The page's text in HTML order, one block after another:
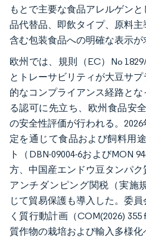
もとで主要な食品アレルゲン
品代替品、即飲タイプ、原料
含む包装食品への明確な表示が
欧州では、規則（EC）No
とトレーサビリティが大豆サ
的なコンプライアンス経路と
る認可に先立ち、欧州食品安
の安全性評価が行われる。
定を通じて食品および飼料用
ト（DBN-09004-6およびMON
方、中国産エンドウ豆タンパ
アンチダンピング関税（実施
じて貿易保護も導入した。委
く質行動計画（COM(2026)
質作物の栽培および輸入多様化